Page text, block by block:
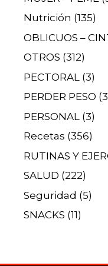
Nutrición (135)
OBLICUOS –
OTROS (312)
PECTORAL (3)
PERDER PESO
PERSONAL (3)
Recetas (356)
RUTINAS Y
SALUD (222)
Seguridad (5)
SNACKS (11)